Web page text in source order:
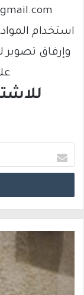
استخدام
وإرفاق
د
خ
ي